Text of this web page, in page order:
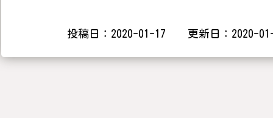
投稿日：2020-01-17 更新日：2020-